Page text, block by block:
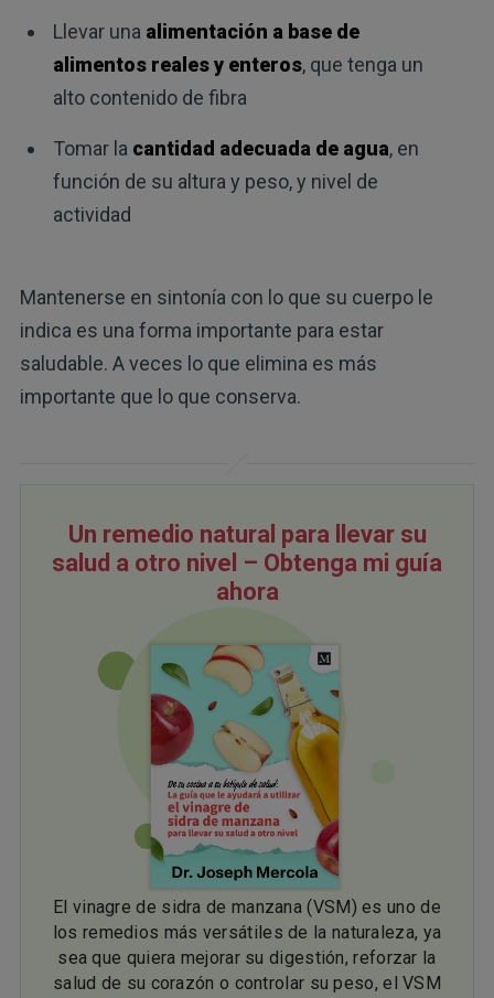
Llevar una alimentación a base de
alimentos reales y enteros, que tenga un
alto contenido de fibra
Tomar la cantidad adecuada de agua, en
función de su altura y peso, y nivel de
actividad
Mantenerse en sintonía con lo que su cuerpo le
indica es una forma importante para estar
saludable. A veces lo que elimina es más
importante que lo que conserva.
Un remedio natural para llevar su
salud a otro nivel – Obtenga mi guía
ahora
El vinagre de sidra de manzana (VSM) es uno de
los remedios más versátiles de la naturaleza, ya
sea que quiera mejorar su digestión, reforzar la
salud de su corazón o controlar su peso, el VSM